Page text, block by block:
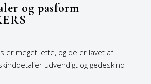
og pasform
er meget lette, og de er lavet af
udvendigt og gedeskind